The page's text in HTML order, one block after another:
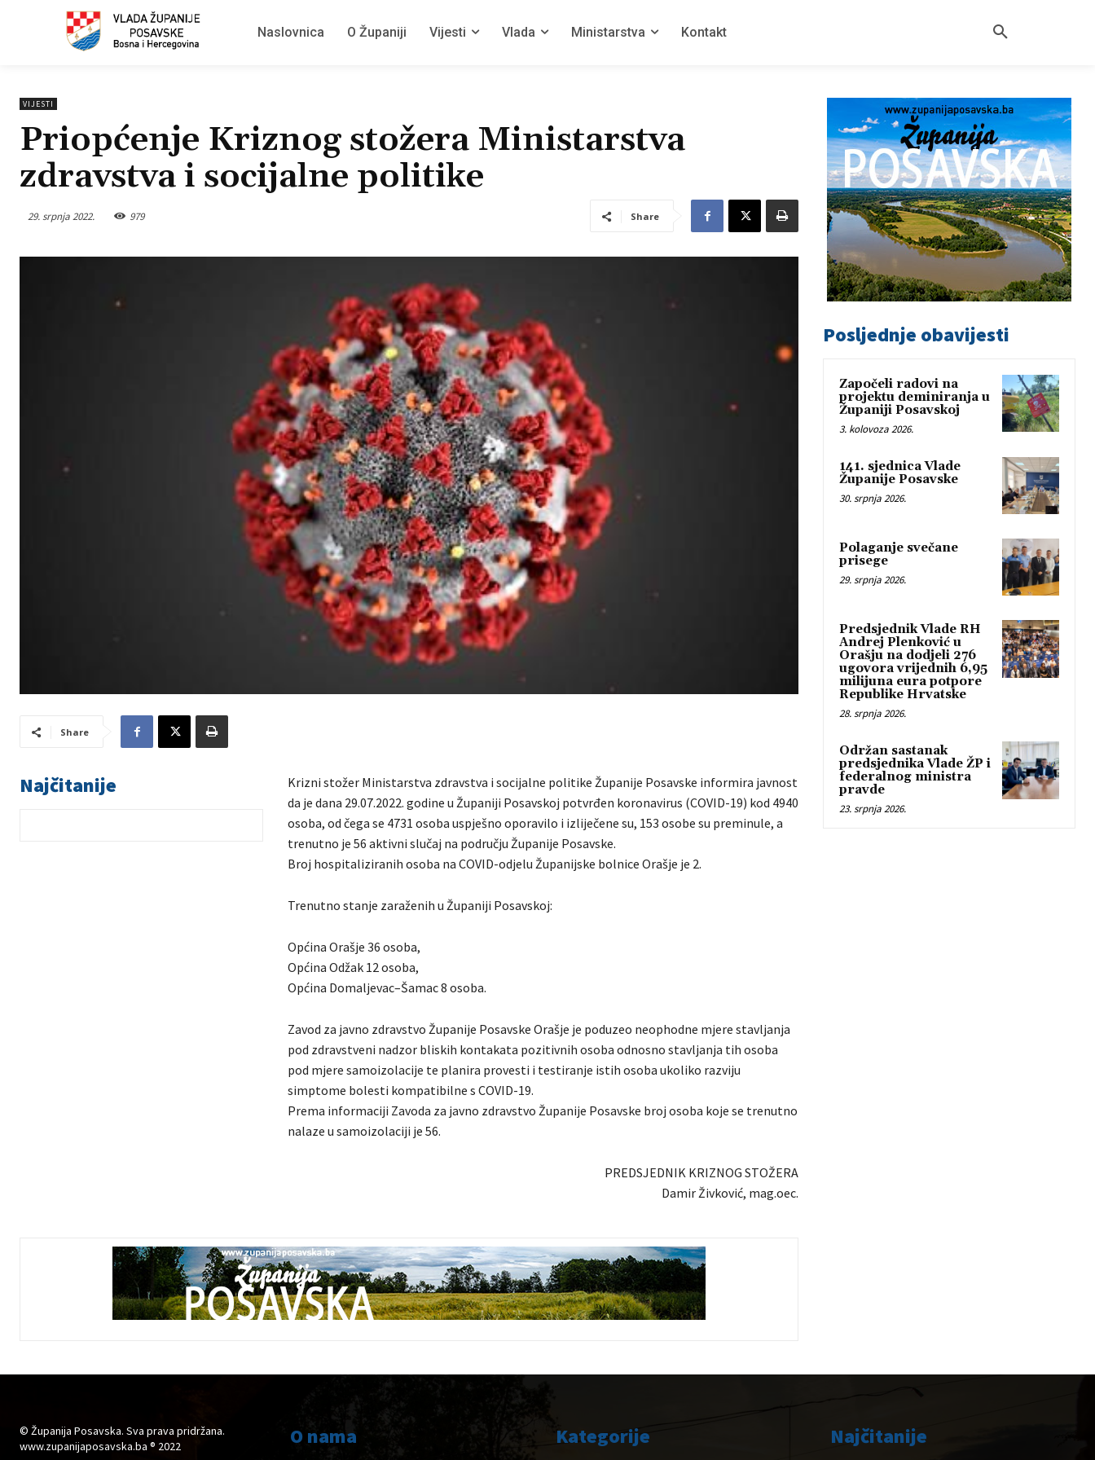
Naslovnica O Županiji Vijesti Vlada Ministarstva Kontakt
VIJESTI
Priopćenje Kriznog stožera Ministarstva
zdravstva i socijalne politike
29. srpnja 2022. 979 Share
Share
Najčitanije
Krizni stožer Ministarstva zdravstva i socijalne politike Županije Posavske informira javnost
da je dana 29.07.2022. godine u Županiji Posavskoj potvrđen koronavirus (COVID-19) kod 4940
osoba, od čega se 4731 osoba uspješno oporavilo i izliječene su, 153 osobe su preminule, a
trenutno je 56 aktivni slučaj na području Županije Posavske.
Broj hospitaliziranih osoba na COVID-odjelu Županijske bolnice Orašje je 2.
Trenutno stanje zaraženih u Županiji Posavskoj:
Općina Orašje 36 osoba,
Općina Odžak 12 osoba,
Općina Domaljevac–Šamac 8 osoba.
Zavod za javno zdravstvo Županije Posavske Orašje je poduzeo neophodne mjere stavljanja
pod zdravstveni nadzor bliskih kontakata pozitivnih osoba odnosno stavljanja tih osoba
pod mjere samoizolacije te planira provesti i testiranje istih osoba ukoliko razviju
simptome bolesti kompatibilne s COVID-19.
Prema informaciji Zavoda za javno zdravstvo Županije Posavske broj osoba koje se trenutno
nalaze u samoizolaciji je 56.
PREDSJEDNIK KRIZNOG STOŽERA
Damir Živković, mag.oec.
Posljednje obavijesti
Započeli radovi na
projektu deminiranja u
Županiji Posavskoj
3. kolovoza 2026.
141. sjednica Vlade
Županije Posavske
30. srpnja 2026.
Polaganje svečane
prisege
29. srpnja 2026.
Predsjednik Vlade RH
Andrej Plenković u
Orašju na dodjeli 276
ugovora vrijednih 6,95
milijuna eura potpore
Republike Hrvatske
28. srpnja 2026.
Održan sastanak
predsjednika Vlade ŽP i
federalnog ministra
pravde
23. srpnja 2026.
© Županija Posavska. Sva prava pridržana.
www.zupanijaposavska.ba ® 2022
O nama Kategorije Najčitanije